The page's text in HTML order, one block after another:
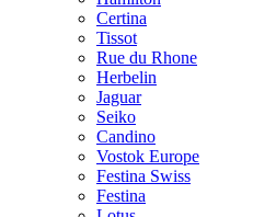
Certina
Tissot
Rue du Rhone
Herbelin
Jaguar
Seiko
Candino
Vostok Europe
Festina Swiss
Festina